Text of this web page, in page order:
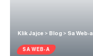
Klik Jajce > Blog > Sa Web-a
SA WEB-A